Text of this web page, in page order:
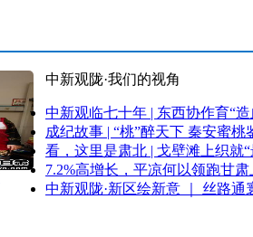
中新观陇·我们的视角
中新观临七十年 | 东西协作育“
成纪故事 | “桃”醉天下 秦安蜜桃
看，这里是肃北 | 戈壁滩上织就
7.2%高增长，平凉何以领跑甘肃
中新观陇·新区绘新意 ｜ 丝路